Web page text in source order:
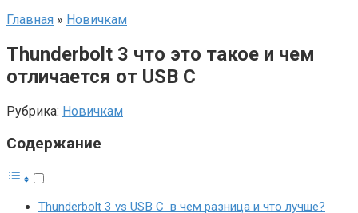
Главная » Новичкам
Thunderbolt 3 что это такое и чем
отличается от USB C
Рубрика: Новичкам
Содержание
Thunderbolt 3 vs USB C в чем разница и что лучше?